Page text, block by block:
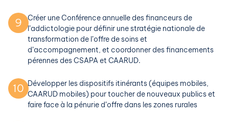
9
Créer une Conférence annuelle des financeurs de
l’addictologie pour définir une stratégie nationale de
transformation de l’offre de soins et
d’accompagnement, et coordonner des financements
pérennes des CSAPA et CAARUD.
10 Développer les dispositifs itinérants (équipes mobiles,
CAARUD mobiles) pour toucher de nouveaux publics et
faire face à la pénurie d’offre dans les zones rurales